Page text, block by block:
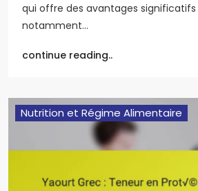
qui offre des avantages significatifs
notamment…
continue reading..
Nutrition et Régime Alimentaire